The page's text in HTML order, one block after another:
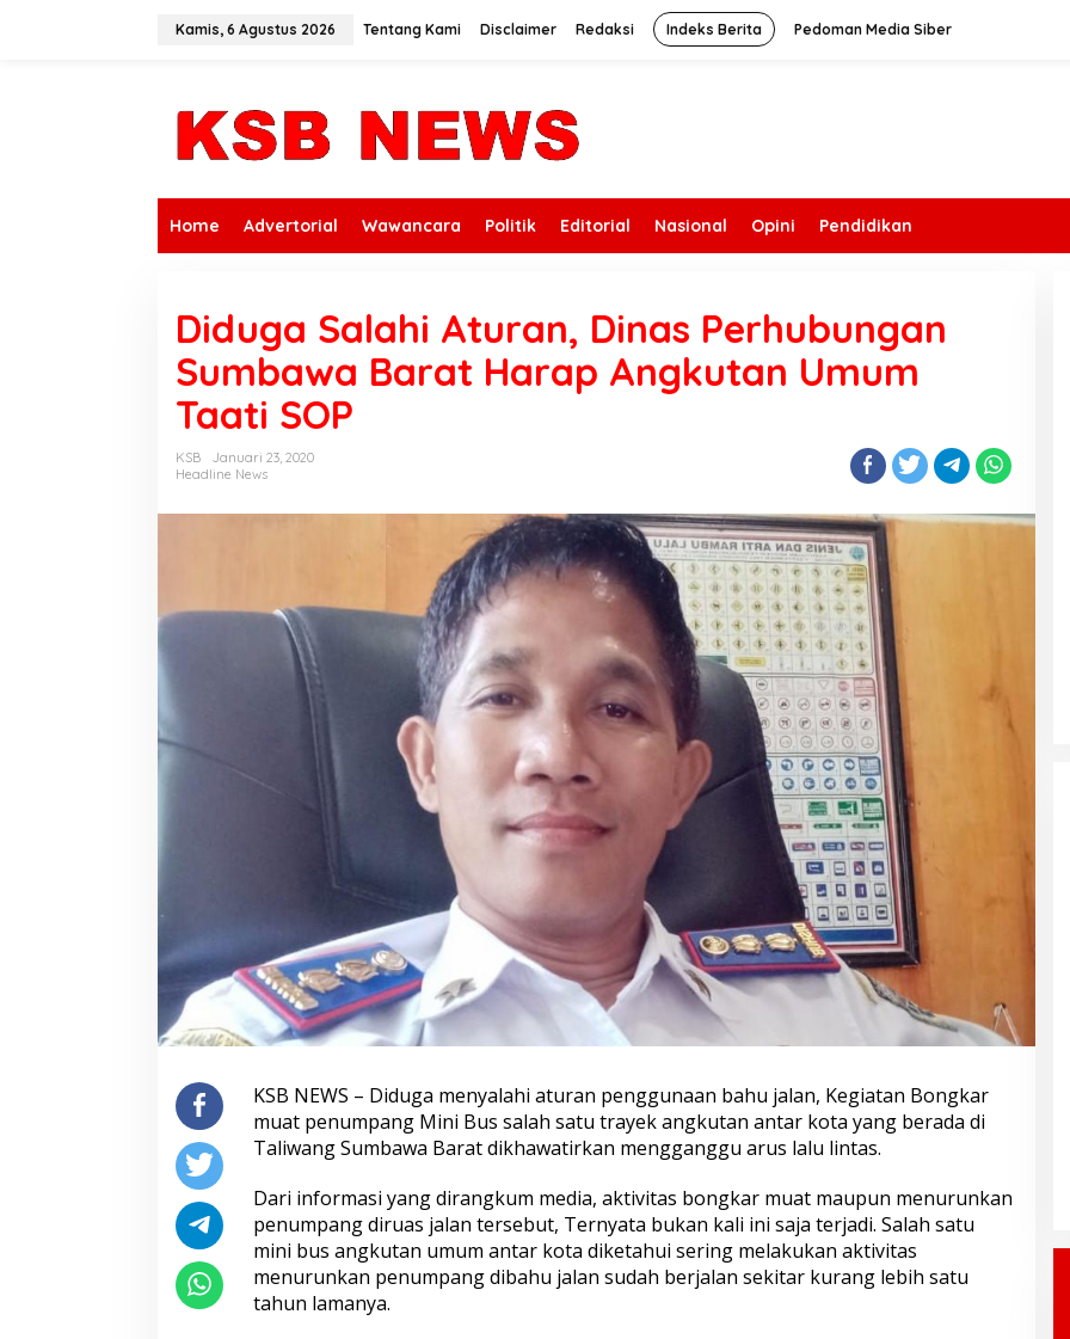
Kamis, 6 Agustus 2026 Tentang Kami Disclaimer Redaksi Indeks Berita Pedoman Media Siber
Home Advertorial Wawancara Politik Editorial Nasional Opini Pendidikan
Diduga Salahi Aturan, Dinas Perhubungan
Sumbawa Barat Harap Angkutan Umum
Taati SOP
KSB
Januari 23, 2020
Headline News
KSB NEWS – Diduga menyalahi aturan penggunaan bahu jalan, Kegiatan Bongkar
muat penumpang Mini Bus salah satu trayek angkutan antar kota yang berada di
Taliwang Sumbawa Barat dikhawatirkan mengganggu arus lalu lintas.
Dari informasi yang dirangkum media, aktivitas bongkar muat maupun menurunkan
penumpang diruas jalan tersebut, Ternyata bukan kali ini saja terjadi. Salah satu
mini bus angkutan umum antar kota diketahui sering melakukan aktivitas
menurunkan penumpang dibahu jalan sudah berjalan sekitar kurang lebih satu
tahun lamanya.